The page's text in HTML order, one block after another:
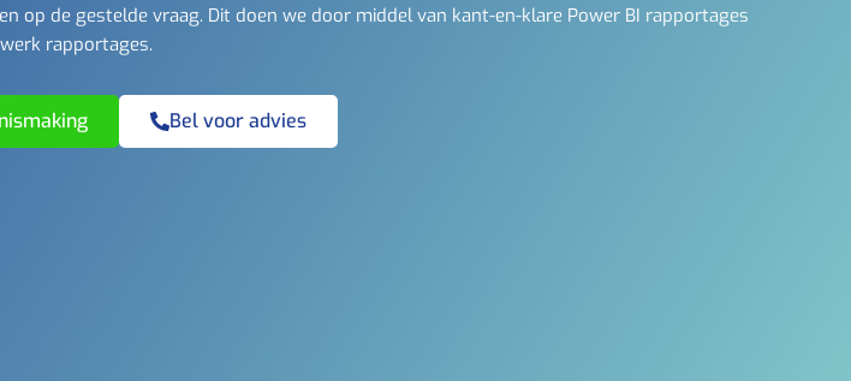
op de gestelde vraag. Dit doen we door middel van kant-en-klare Power BI rapportages
rapportages.
Bel voor advies